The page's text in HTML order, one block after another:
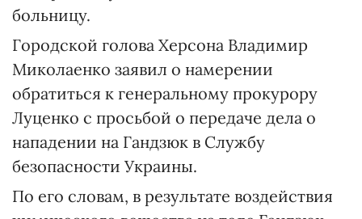
больницу.
Городской голова Херсона Владимир
Миколаенко заявил о намерении
обратиться к генеральному прокурору
Луценко с просьбой о передаче дела о
нападении на Гандзюк в Службу
безопасности Украины.
По его словам, в результате воздействия